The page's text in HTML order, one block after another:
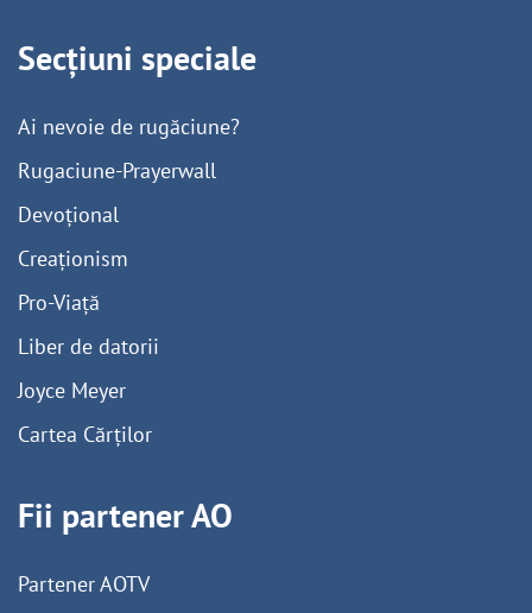
Secțiuni speciale
Ai nevoie de rugăciune?
Rugaciune-Prayerwall
Devoțional
Creaționism
Pro-Viață
Liber de datorii
Joyce Meyer
Cartea Cărților
Fii partener AO
Partener AOTV